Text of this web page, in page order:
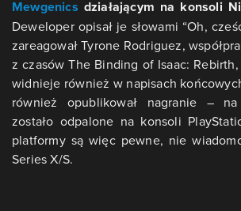
Mewgenics działającym na konsoli
Deweloper opisał je słowami “Oh,
zareagował Tyrone Rodriguez,
z czasów The Binding of Isaac:
widnieje również w napisach
również opublikował nagranie –
zostało odpalone na konsoli
platformy są więc pewne, nie
Series X/S.